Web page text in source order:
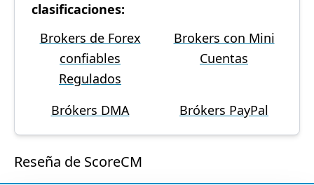
clasificaciones:
Brokers de Forex
confiables
Regulados
Brokers con Mini
Cuentas
Brókers DMA Brókers PayPal
Reseña de ScoreCM